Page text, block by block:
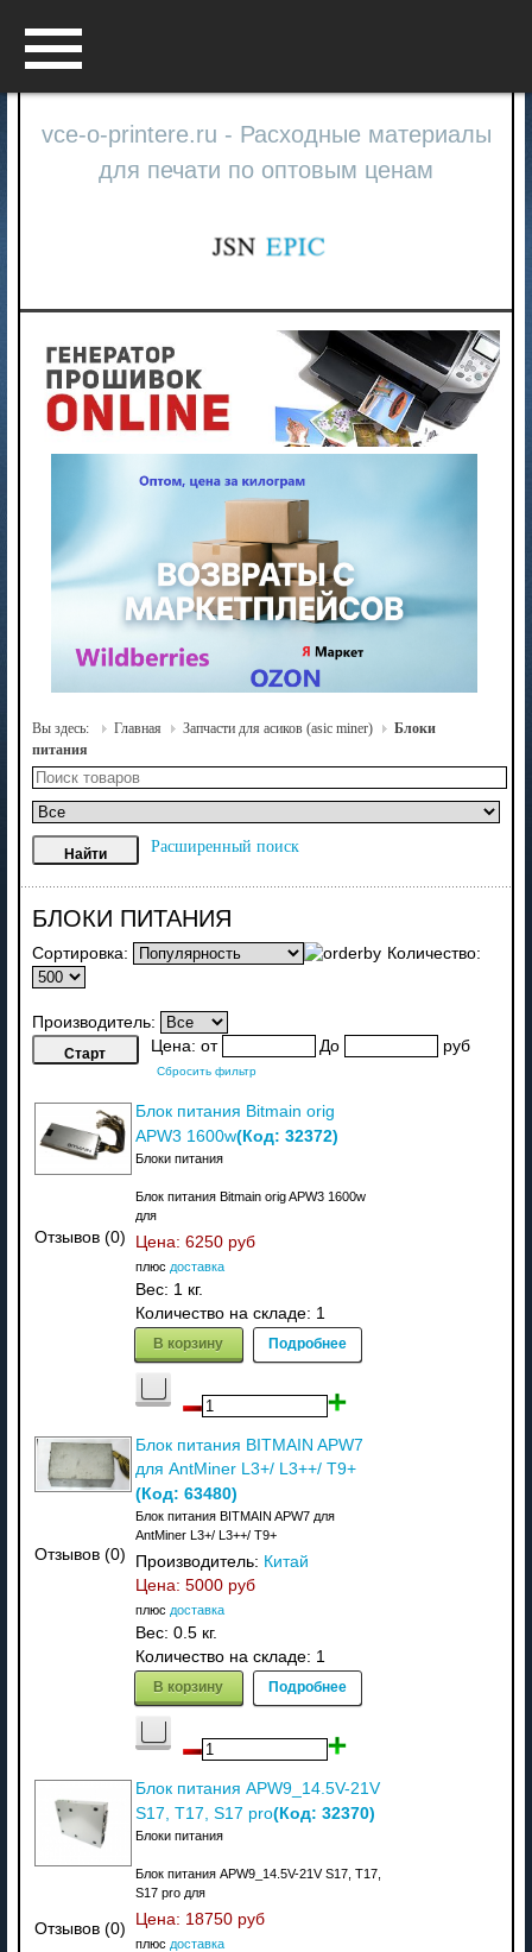
vce-o-printere.ru - Расходные материалы
для печати по оптовым ценам
Вы здесь: Главная Запчасти для асиков (asic miner)
Блоки
питания
Расширенный поиск
БЛОКИ ПИТАНИЯ
Сортировка: Количество:
Производитель:
Цена: от До руб
Сбросить фильтр
Отзывов (0)
Блок питания Bitmain orig
APW3 1600w(Код: 32372)
Блоки питания
Блок питания Bitmain orig APW3 1600w
для
Цена: 6250 руб
плюс доставка
Вес: 1 кг.
Количество на складе: 1
В корзину Подробнее
Отзывов (0)
Блок питания BITMAIN APW7
для AntMiner L3+/ L3++/ T9+
(Код: 63480)
Блок питания BITMAIN APW7 для
AntMiner L3+/ L3++/ T9+
Производитель: Китай
Цена: 5000 руб
плюс доставка
Вес: 0.5 кг.
Количество на складе: 1
В корзину Подробнее
Отзывов (0)
Блок питания APW9_14.5V-21V
S17, T17, S17 pro(Код: 32370)
Блоки питания
Блок питания APW9_14.5V-21V S17, T17,
S17 pro для
Цена: 18750 руб
плюс доставка